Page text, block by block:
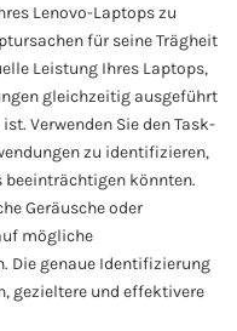
Lenovo-Laptops zu
für seine Trägheit
Leistung Ihres Laptops,
gleichzeitig ausgeführt
Verwenden Sie den Task-
zu identifizieren,
beeinträchtigen könnten.
Geräusche oder
mögliche
Die genaue Identifizierung
gezieltere und effektivere